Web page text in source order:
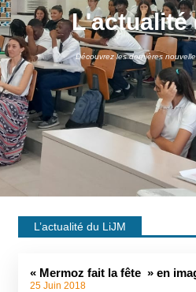
L'actualité
Découvrez les dernières
L’actualité du LiJM
« Mermoz fait la fête » en
25 Juin 2018